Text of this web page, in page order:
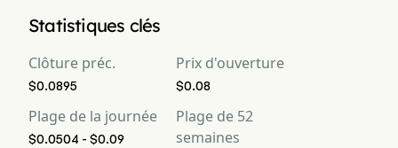
Statistiques clés
Clôture préc.
$0.0895
Prix d'ouverture
$0.08
Plage de la journée
$0.0504 - $0.09
Plage de 52
semaines